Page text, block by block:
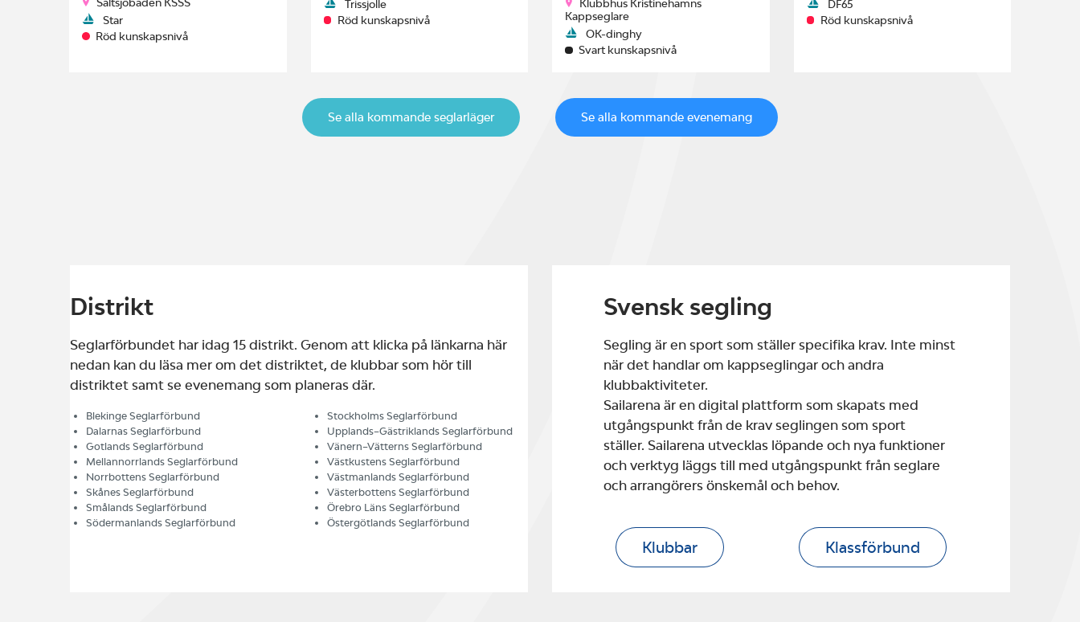
Star
Röd kunskapsnivå
Trissjolle
Röd kunskapsnivå
Klubbhus Kristinehamns
Kappseglare
OK-dinghy
Svart kunskapsnivå
DF65
Röd kunskapsnivå
Se alla kommande seglarläger Se alla kommande evenemang
Distrikt
Seglarförbundet har idag 15 distrikt. Genom att klicka på länkarna här
nedan kan du läsa mer om det distriktet, de klubbar som hör till
distriktet samt se evenemang som planeras där.
Blekinge Seglarförbund
Dalarnas Seglarförbund
Gotlands Seglarförbund
Mellannorrlands Seglarförbund
Norrbottens Seglarförbund
Skånes Seglarförbund
Smålands Seglarförbund
Södermanlands Seglarförbund
Stockholms Seglarförbund
Upplands–Gästriklands Seglarförbund
Vänern–Vätterns Seglarförbund
Västkustens Seglarförbund
Västmanlands Seglarförbund
Västerbottens Seglarförbund
Örebro Läns Seglarförbund
Östergötlands Seglarförbund
Svensk segling
Segling är en sport som ställer specifika krav. Inte minst
när det handlar om kappseglingar och andra
klubbaktiviteter.
Sailarena är en digital plattform som skapats med
utgångspunkt från de krav seglingen som sport
ställer. Sailarena utvecklas löpande och nya funktioner
och verktyg läggs till med utgångspunkt från seglare
och arrangörers önskemål och behov.
Klubbar Klassförbund